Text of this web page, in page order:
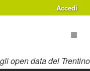
Accedi
open data del Trentino